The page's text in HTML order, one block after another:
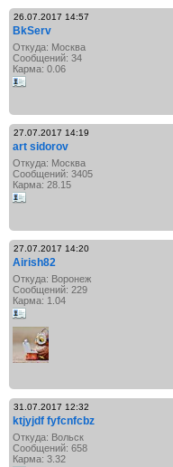
26.07.2017 14:57
BkServ
Откуда: Москва
Сообщений: 34
Карма: 0.06
27.07.2017 14:19
art sidorov
Откуда: Москва
Сообщений: 3405
Карма: 28.15
27.07.2017 14:20
Airish82
Откуда: Воронеж
Сообщений: 229
Карма: 1.04
31.07.2017 12:32
ktjyjdf fyfcnfcbz
Откуда: Вольск
Сообщений: 658
Карма: 3.32